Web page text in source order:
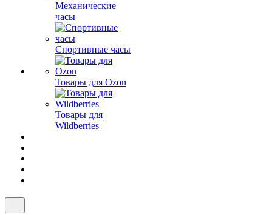
Механические
часы
Спортивные часы
Товары для Ozon
Товары для
Wildberries